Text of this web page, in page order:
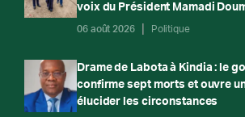
voix du Président Mamadi
06 août 2026 Politique
Drame de Labota à Kindia : le
confirme sept morts et ouvre
élucider les circonstances